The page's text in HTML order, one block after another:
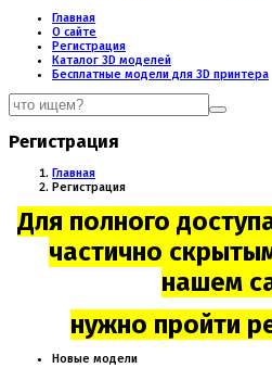
Главная
О сайте
Регистрация
Каталог 3D моделей
Бесплатные модели для 3D принтера
Регистрация
Главная
Регистрация
Для полного
частично
нашем
нужно пройти
Новые модели